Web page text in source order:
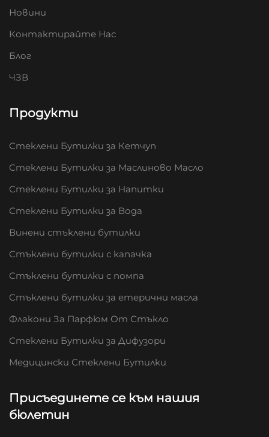
Новини
Контактирайте Нас
Блог
ЧЗВ
Продукти
Стеклени Бутилки за Кетчуп
Стеклени Бутилки за Маслиново Масло
Стеклени Бутилки за Напитки
Стеклени Бутилки за Вода
Винени стъклени бутилки
Стъклени бутилки с капачка
Стъклени бутилки с помпа
Стъклени бутилки за етерични масла
Флакони За Парфюм От Стъкло
Стеклени Бутилки за Дифузори
Медицински Стеклени Бутилки
Присъединете се към нашия
бюлетин